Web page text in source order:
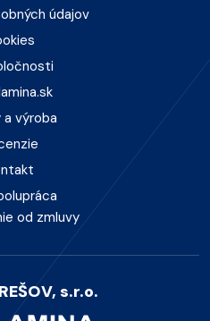
údajov
a výroba
od zmluvy
s.r.o.